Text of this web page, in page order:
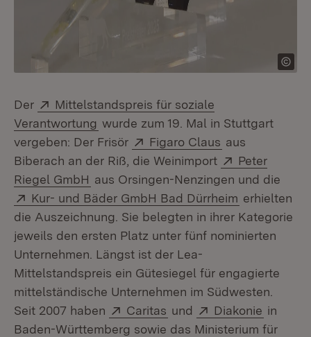
Der Extern:
Mittelstandspreis für soziale
Verantwortung (Öffnet in neuem Fenster)
wurde zum 19. Mal in Stuttgart
vergeben: Der Frisör
Extern:
Figaro Claus (Öffnet in
aus
Biberach an der Riß, die Weinimport
Extern:
Peter
Riegel GmbH (Öffnet in neuem Fenster)
aus Orsingen-Nenzingen und die
Extern:
Kur- und Bäder GmbH Bad Dürrheim (Öffnet in
erhielten
die Auszeichnung. Sie belegten in ihrer Kategorie
jeweils den ersten Platz unter fünf nominierten
Unternehmen. Längst ist der Lea-
Mittelstandspreis ein Gütesiegel für engagierte
mittelständische Unternehmen im Südwesten.
Seit 2007 haben
Extern:
Caritas (Öffnet in neuem
und Extern:
Diakonie (Öffnet
in
Baden-Württemberg sowie das Ministerium für